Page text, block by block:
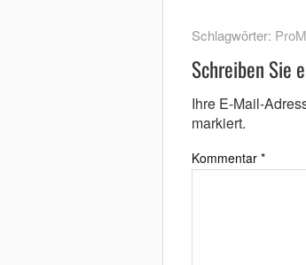
Schlagwörter:
Schreiben Sie
Ihre E-Mail-
markiert.
Kommentar *